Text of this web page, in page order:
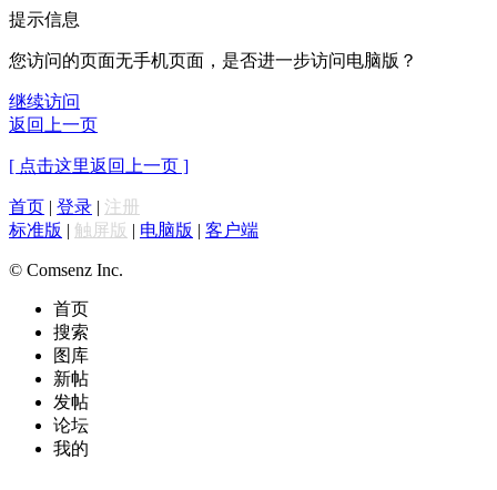
提示信息
您访问的页面无手机页面，是否进一步访问电脑版？
继续访问
返回上一页
[ 点击这里返回上一页 ]
首页 | 登录 | 注册
标准版 | 触屏版 | 电脑版 | 客户端
© Comsenz Inc.
首页
搜索
图库
新帖
发帖
论坛
我的